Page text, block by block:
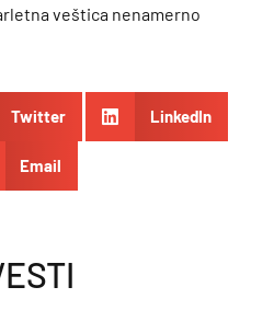
veštica nenamerno
Twitter LinkedIn
Email